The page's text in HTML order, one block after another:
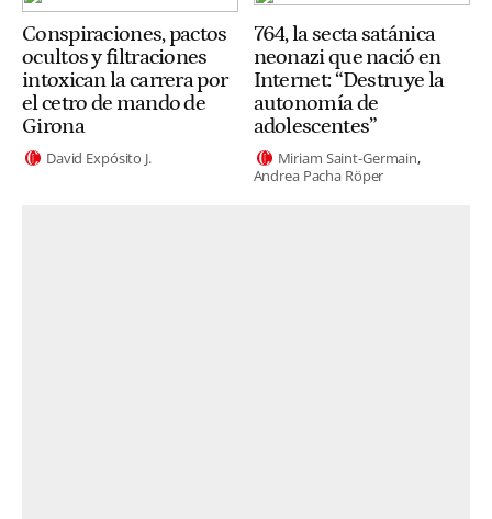
Conspiraciones, pactos
ocultos y filtraciones
intoxican la carrera por
el cetro de mando de
Girona
David Expósito J.
764, la secta satánica
neonazi que nació en
Internet: “Destruye la
autonomía de
adolescentes”
Miriam Saint-Germain
Andrea Pacha Röper